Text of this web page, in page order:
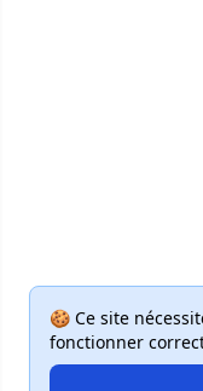
🍪 Ce site
fonctionner